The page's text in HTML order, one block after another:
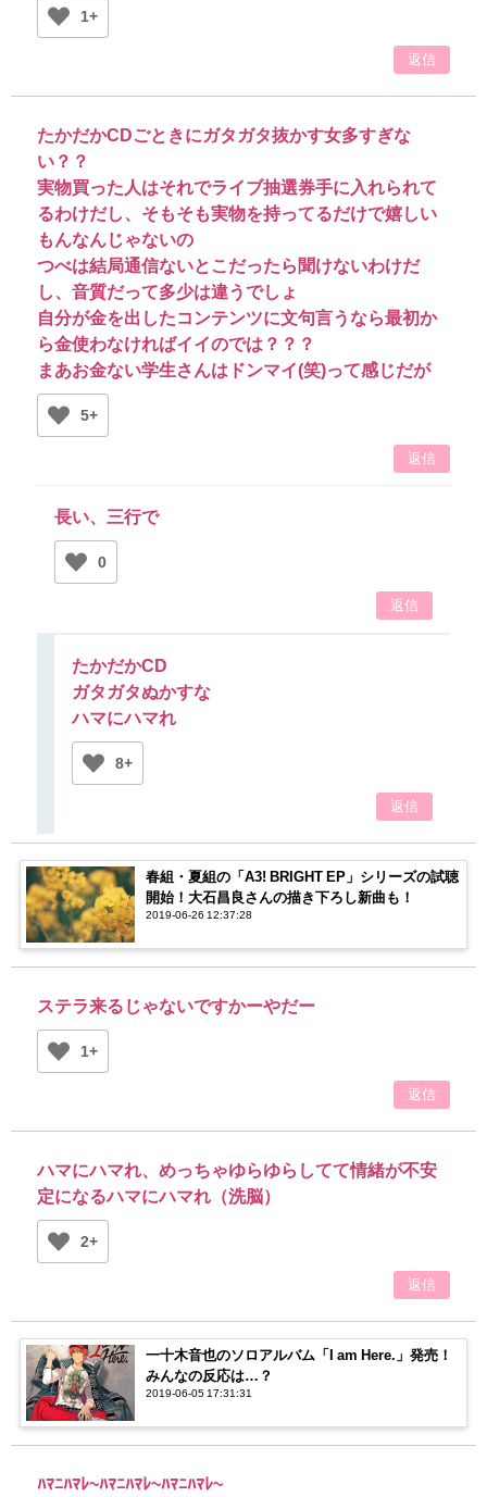
1+
返信
たかだかCDごときにガタガタ抜かす女多すぎな
い？？
実物買った人はそれでライブ抽選券手に入れられて
るわけだし、そもそも実物を持ってるだけで嬉しい
もんなんじゃないの
つべは結局通信ないとこだったら聞けないわけだ
し、音質だって多少は違うでしょ
自分が金を出したコンテンツに文句言うなら最初か
ら金使わなければイイのでは？？？
まあお金ない学生さんはドンマイ(笑)って感じだが
5+
返信
長い、三行で
0
返信
たかだかCD
ガタガタぬかすな
ハマにハマれ
8+
返信
春組・夏組の「A3! BRIGHT EP」シリーズの試聴
開始！大石昌良さんの描き下ろし新曲も！
2019-06-26 12:37:28
ステラ来るじゃないですかーやだー
1+
返信
ハマにハマれ、めっちゃゆらゆらしてて情緒が不安
定になるハマにハマれ（洗脳）
2+
返信
一十木音也のソロアルバム「I am Here.」発売！
みんなの反応は…？
2019-06-05 17:31:31
ﾊﾏﾆﾊﾏﾚ~ﾊﾏﾆﾊﾏﾚ~ﾊﾏﾆﾊﾏﾚ~